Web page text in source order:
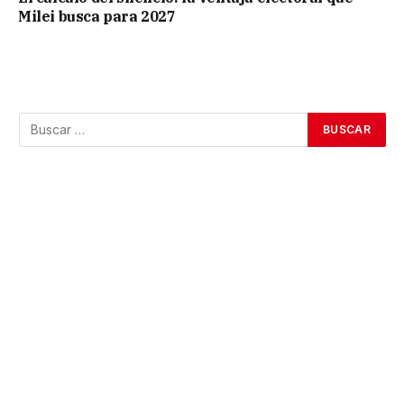
Milei busca para 2027